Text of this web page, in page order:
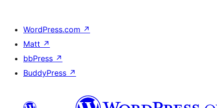
WordPress.com ↗
Matt ↗
bbPress ↗
BuddyPress ↗